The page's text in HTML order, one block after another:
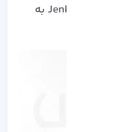
ایجاد کنید، با این کار امکان ورود به رابط وب Jenkins به